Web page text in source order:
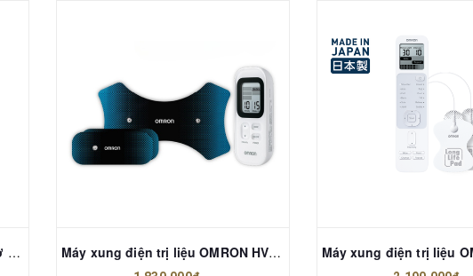
Cân sức Khỏe đo thành phần cơ thể OMRON HBF-260T1 Máy xung điện trị liệu OMRON HV-F030